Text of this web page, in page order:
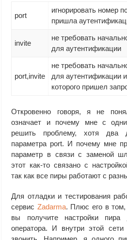
port
игнорировать номер
пришла
invite
не требовать
для аутентификации
port,invite
не требовать
для аутентификации
которого пришел
Откровенно говоря, я не
означает и почему мне с
решить проблему, хотя два
параметра port. И почему мне
параметр в связи с заменой
этот как-то связано с
так как все пиры работают с
Для отладки и тестирования
сервис Zadarma. Плюс его в том,
вы получите настройки пира
оператора. И внутри этой